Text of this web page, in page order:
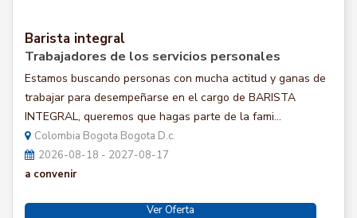
Barista integral
Trabajadores de los servicios personales
Estamos buscando personas con mucha actitud y ganas de
trabajar para desempeñarse en el cargo de BARISTA
INTEGRAL, queremos que hagas parte de la fami...
Colombia Bogota Bogota D.c.
2026-08-18 - 2027-08-17
a convenir
Ver Oferta